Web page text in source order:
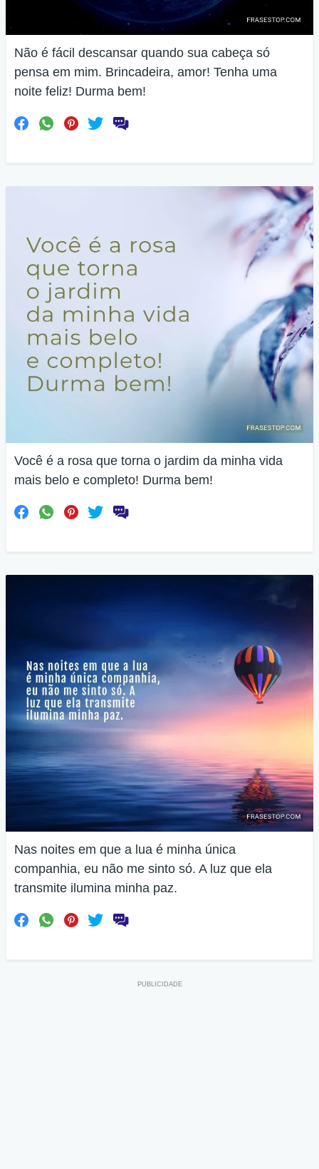
Não é fácil descansar quando sua cabeça só
pensa em mim. Brincadeira, amor! Tenha uma
noite feliz! Durma bem!
Você é a rosa que torna o jardim da minha vida
mais belo e completo! Durma bem!
Nas noites em que a lua é minha única
companhia, eu não me sinto só. A luz que ela
transmite ilumina minha paz.